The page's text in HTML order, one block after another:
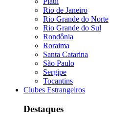
Rio de Janeiro
Rio Grande do Norte
Rio Grande do Sul
Rondônia
Roraima
Santa Catarina
São Paulo
Sergipe
Tocantins
Clubes Estrangeiros
Destaques